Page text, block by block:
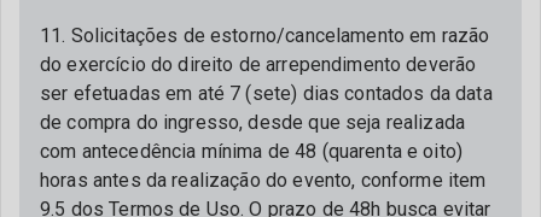
11. Solicitações de estorno/cancelamento em razão
do exercício do direito de arrependimento deverão
ser efetuadas em até 7 (sete) dias contados da data
de compra do ingresso, desde que seja realizada
com antecedência mínima de 48 (quarenta e oito)
horas antes da realização do evento, conforme item
9.5 dos Termos de Uso. O prazo de 48h busca evitar